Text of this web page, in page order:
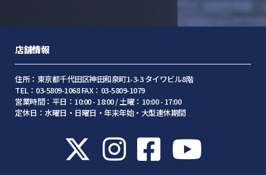
店舗情報
住所：東京都千代田区神田和泉町1-3-3 タイワビル8階
TEL：03-5809-1068 FAX：03-5809-1079
営業時間：平日：10:00 - 18:00 / 土曜：10:00 - 17:00
定休日：水曜日・日曜日・年末年始・大型連休期間